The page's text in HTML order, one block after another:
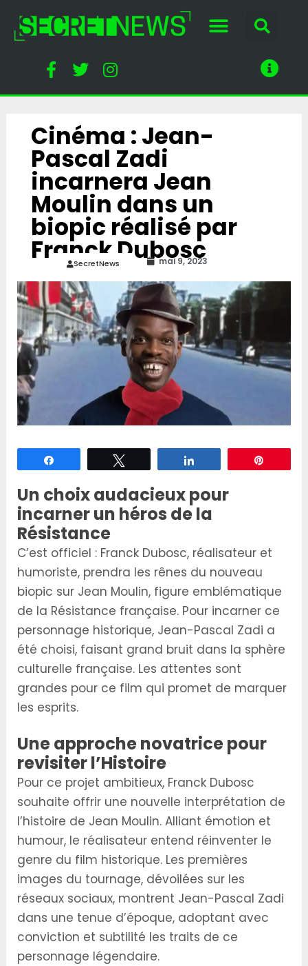
Cinéma : Jean-
Pascal Zadi
incarnera Jean
Moulin dans un
biopic réalisé par
Franck Dubosc
SecretNews mai 9, 2023
Un choix audacieux pour
incarner un héros de la
Résistance
C’est officiel : Franck Dubosc, réalisateur et
humoriste, prendra les rênes du nouveau
biopic sur Jean Moulin, figure emblématique
de la Résistance française. Pour incarner ce
personnage historique, Jean-Pascal Zadi a
été choisi, faisant grand bruit dans la sphère
culturelle française. Les attentes sont
grandes pour ce film qui promet de marquer
les esprits.
Une approche novatrice pour
revisiter l’Histoire
Pour ce projet ambitieux, Franck Dubosc
souhaite offrir une nouvelle interprétation de
l’histoire de Jean Moulin. Alliant émotion et
humour, le réalisateur entend réinventer le
genre du film historique. Les premières
images du tournage, dévoilées sur les
réseaux sociaux, montrent Jean-Pascal Zadi
dans une tenue d’époque, adoptant avec
conviction et subtilité les traits de ce
personnage légendaire.